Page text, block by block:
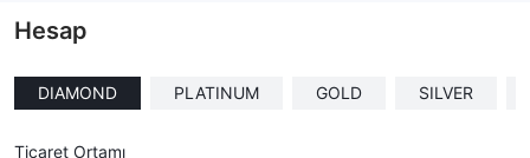
Hesap
DIAMOND PLATINUM GOLD SILVER
Ticaret Ortamı